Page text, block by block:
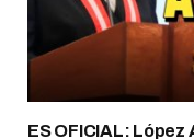
ES OFICIAL: